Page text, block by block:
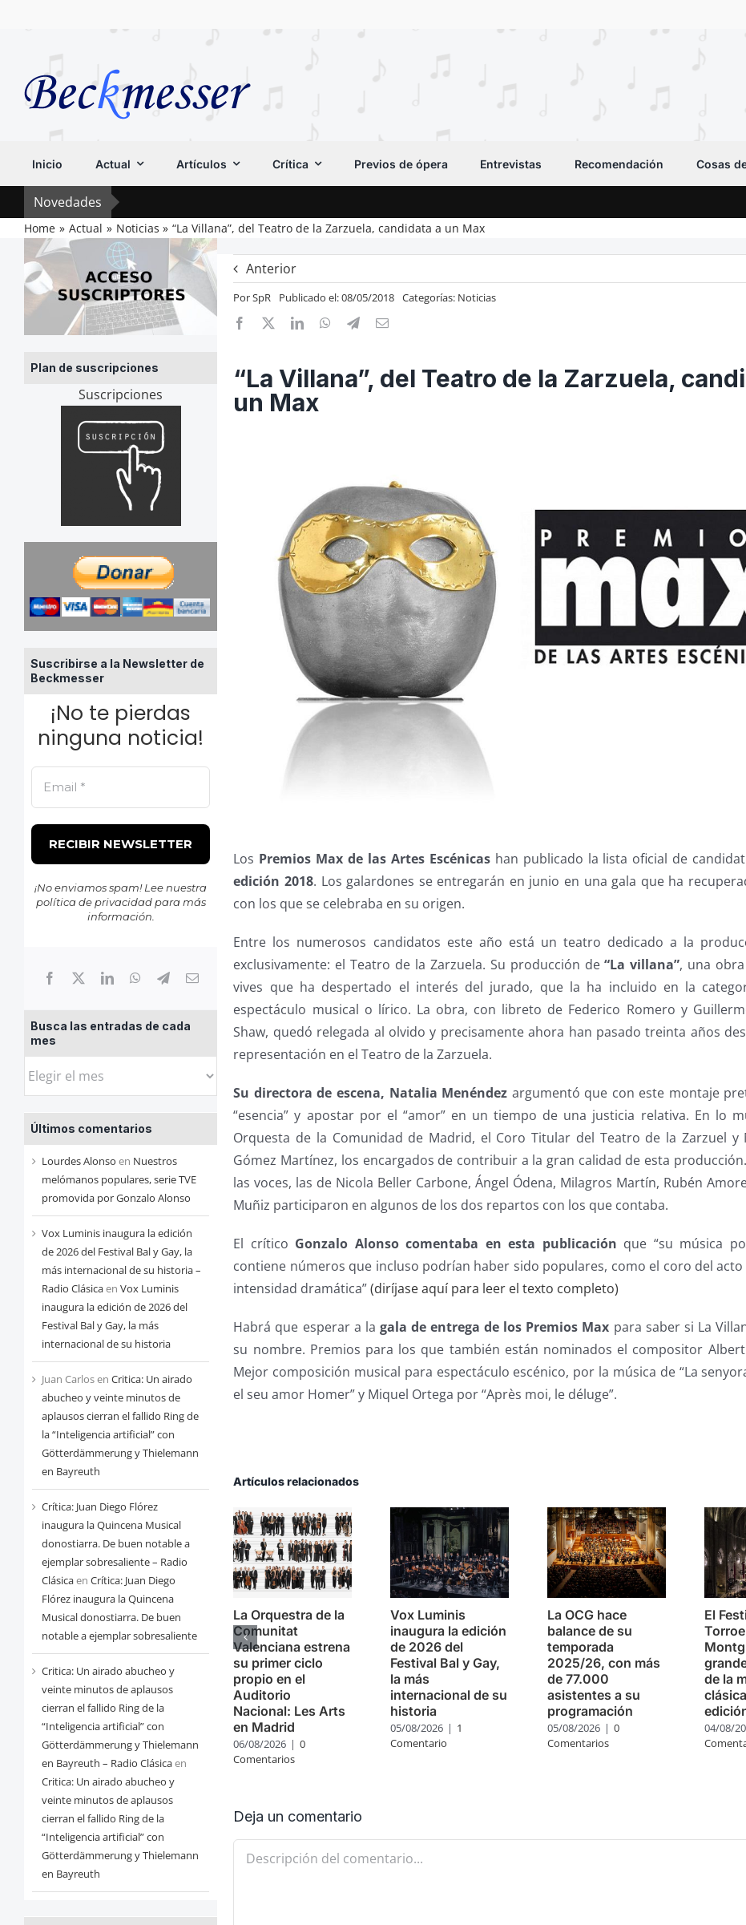
Inicio Actual Artículos Crítica Previos de ópera Entrevistas Recomendación Cosas
Novedades
Home Actual Noticias “La Villana”, del Teatro de la Zarzuela, candidata a un Max
Plan de suscripciones
Suscripciones
Suscribirse a la Newsletter de
Beckmesser
¡No te pierdas
ninguna noticia!
¡No enviamos spam! Lee nuestra
política de privacidadpara más
información.
Busca las entradas de cada
mes
Busca
entradas
de
cada
mes
Últimos comentarios
Lourdes Alonso en Nuestros
melómanos populares, serie TVE
promovida por Gonzalo Alonso
Vox Luminis inaugura la edición
de 2026 del Festival Bal y Gay, la
más internacional de su historia –
Radio Clásicaen Vox Luminis
inaugura la edición de 2026 del
Festival Bal y Gay, la más
internacional de su historia
Juan Carlosen Critica: Un airado
abucheo y veinte minutos de
aplausos cierran el fallido Ring de
la “Inteligencia artificial” con
Götterdämmerung y Thielemann
en Bayreuth
Crítica: Juan Diego Flórez
inaugura la Quincena Musical
donostiarra. De buen notable a
ejemplar sobresaliente – Radio
Clásicaen Crítica: Juan Diego
Flórez inaugura la Quincena
Musical donostiarra. De buen
notable a ejemplar sobresaliente
Critica: Un airado abucheo y
veinte minutos de aplausos
cierran el fallido Ring de la
“Inteligencia artificial” con
Götterdämmerung y Thielemann
en Bayreuth – Radio Clásicaen
Critica: Un airado abucheo y
veinte minutos de aplausos
cierran el fallido Ring de la
“Inteligencia artificial” con
Götterdämmerung y Thielemann
en Bayreuth
Anterior
PorSpR Publicado el: 08/05/2018 Categorías: Noticias
“La Villana”, del Teatro de la Zarzuela,
un Max
Los Premios Max de las Artes Escénicashan publicado la lista oficial de
edición 2018. Los galardones se entregarán en junio en una gala que ha
con los que se celebraba en su origen.
Entre los numerosos candidatos este año está un teatro dedicado a la
exclusivamente: el Teatro de la Zarzuela. Su producción de“La villana”, una
vives que ha despertado el interés del jurado, que la ha incluido en la
espectáculo musical o lírico. La obra, con libreto de Federico Romero y
Shaw, quedó relegada al olvido y precisamente ahora han pasado treinta años
representación en el Teatro de la Zarzuela.
Su directora de escena, Natalia Menéndez argumentó que con este montaje
“esencia” y apostar por el “amor” en un tiempo de una justicia relativa. En lo
Orquesta de la Comunidad de Madrid, el Coro Titular del Teatro de la Zarzuel y
Gómez Martínez, los encargados de contribuir a la gran calidad de esta
las voces, las de Nicola Beller Carbone, Ángel Ódena, Milagros Martín, Rubén
Muñiz participaron en algunos de los dos repartos con los que contaba.
El crítico Gonzalo Alonso comentaba en esta publicación que “su música
contiene números que incluso podrían haber sido populares, como el coro del
intensidad dramática”(diríjase aquí para leer el texto completo)
Habrá que esperar a la gala de entrega de los Premios Max para saber si La
su nombre. Premios para los que también están nominados el compositor
Mejor composición musical para espectáculo escénico, por la música de “La
el seu amor Homer” y Miquel Ortega por “Après moi, le déluge”.
Artículos relacionados
La Orquestra de la
Comunitat
Valenciana estrena
su primer ciclo
propio en el
Auditorio
Nacional: Les Arts
en Madrid
06/08/2026 | 0
Comentarios
Vox Luminis
inaugura la edición
de 2026 del
Festival Bal y Gay,
la más
internacional de su
historia
05/08/2026 | 1
Comentario
La OCG hace
balance de su
temporada
2025/26, con más
de 77.000
asistentes a su
programación
05/08/2026 | 0
Comentarios
El
de la
04/08/
Deja un comentario
Comentario